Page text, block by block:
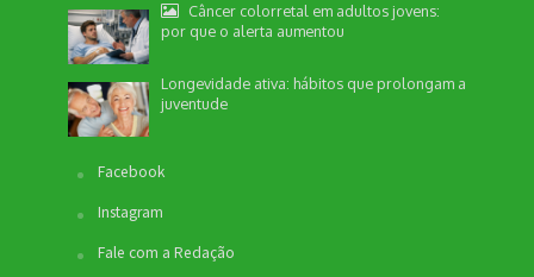
Câncer colorretal em adultos jovens:
por que o alerta aumentou
Longevidade ativa: hábitos que prolongam a
juventude
Facebook
Instagram
Fale com a Redação